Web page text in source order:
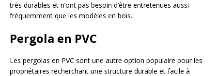
très durables et n’ont pas besoin d’être entretenues aussi
fréquemment que les modèles en bois.
Pergola en PVC
Les pergolas en PVC sont une autre option populaire pour les
propriétaires recherchant une structure durable et facile à